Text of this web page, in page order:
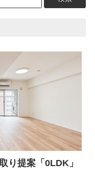
り提案「0LDK」